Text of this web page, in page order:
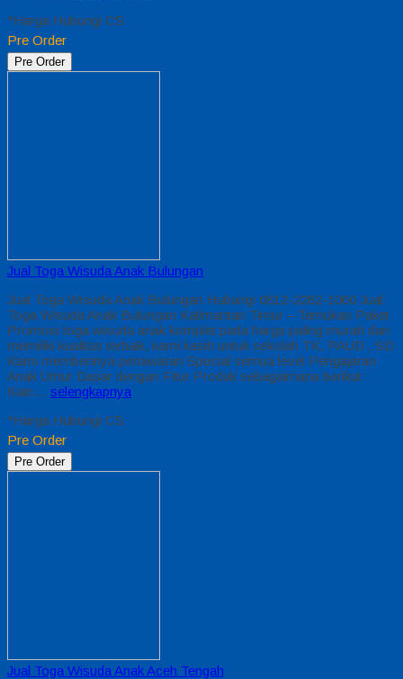
*Harga Hubungi CS
Pre Order
Pre Order
Jual Toga Wisuda Anak Bulungan
Jual Toga Wisuda Anak Bulungan Hubungi 0812-2282-1060 Jual
Toga Wisuda Anak Bulungan Kalimantan Timur – Temukan Paket
Promosi toga wisuda anak komplet pada harga paling murah dan
memiliki kualitas terbaik, kami kasih untuk sekolah TK, PAUD , SD
Kami memberinya penawaran Special semua level Pengajaran
Anak Umur Dasar dengan Fitur Produk sebagaimana berikut :
Kain… selengkapnya
*Harga Hubungi CS
Pre Order
Pre Order
Jual Toga Wisuda Anak Aceh Tengah